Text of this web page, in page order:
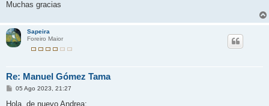
Muchas gracias
Sapeira
Foreiro Maior
Re: Manuel Gómez Tama
M
n
05 Ago 2023, 21:27
Hola, de nuevo Andrea: